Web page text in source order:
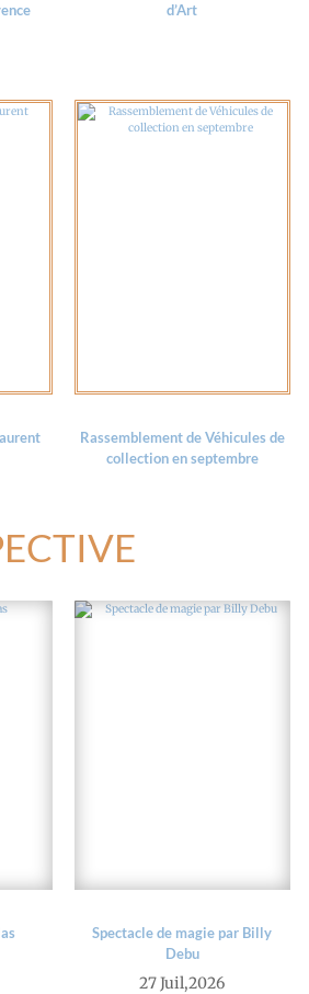
d’Art
Rassemblement de Véhicules de
collection en septembre
Spectacle de magie par Billy
Debu
27 Juil,2026